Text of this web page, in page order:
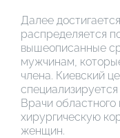
Далее
распределяется
вышеописанные
мужчинам,
члена. Киевский
Врачи
хирургическую
женщин.